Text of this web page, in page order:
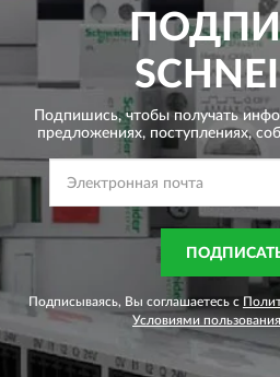
Подпишись, чтобы получать
предложениях, поступлениях,
Подписываясь, Вы соглашаетесь с
Условиями пользования